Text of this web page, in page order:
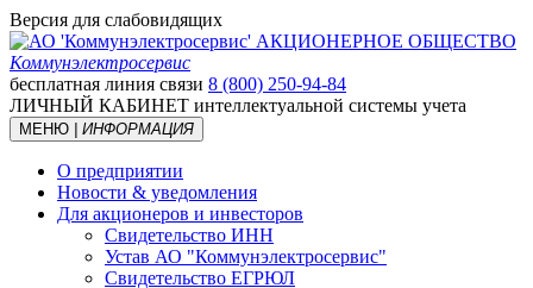
Версия для слабовидящих
АКЦИОНЕРНОЕ ОБЩЕСТВО
Коммунэлектросервис
бесплатная линия связи 8 (800) 250-94-84
ЛИЧНЫЙ КАБИНЕТ интеллектуальной системы учета
МЕНЮ | ИНФОРМАЦИЯ
О предприятии
Новости & уведомления
Для акционеров и инвесторов
Свидетельство ИНН
Устав АО "Коммунэлектросервис"
Свидетельство ЕГРЮЛ